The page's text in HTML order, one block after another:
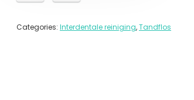
Categories: Interdentale reiniging,Tandflos